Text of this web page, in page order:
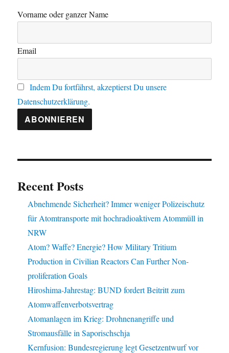
Vorname oder ganzer Name
Email
Indem Du fortfährst, akzeptierst Du unsere
Datenschutzerklärung.
Recent Posts
Abnehmende Sicherheit? Immer weniger Polizeischutz
für Atomtransporte mit hochradioaktivem Atommüll in
NRW
Atom? Waffe? Energie? How Military Tritium
Production in Civilian Reactors Can Further Non-
proliferation Goals
Hiroshima-Jahrestag: BUND fordert Beitritt zum
Atomwaffenverbotsvertrag
Atomanlagen im Krieg: Drohnenangriffe und
Stromausfälle in Saporischschja
Kernfusion: Bundesregierung legt Gesetzentwurf vor